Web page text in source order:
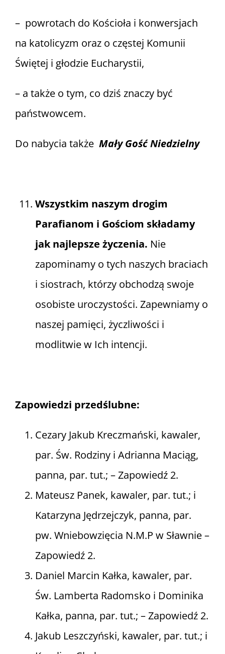
– powrotach do Kościoła i konwersjach
na katolicyzm oraz o częstej Komunii
Świętej i głodzie Eucharystii,
– a także o tym, co dziś znaczy być
państwowcem.
Do nabycia także Mały Gość Niedzielny
Wszystkim naszym drogim
Parafianom i Gościom składamy
jak najlepsze życzenia. Nie
zapominamy o tych naszych braciach
i siostrach, którzy obchodzą swoje
osobiste uroczystości. Zapewniamy o
naszej pamięci, życzliwości i
modlitwie w Ich intencji.
Zapowiedzi przedślubne:
Cezary Jakub Kreczmański, kawaler,
par. Św. Rodziny i Adrianna Maciąg,
panna, par. tut.; – Zapowiedź 2.
Mateusz Panek, kawaler, par. tut.; i
Katarzyna Jędrzejczyk, panna, par.
pw. Wniebowzięcia N.M.P w Sławnie –
Zapowiedź 2.
Daniel Marcin Kałka, kawaler, par.
Św. Lamberta Radomsko i Dominika
Kałka, panna, par. tut.; – Zapowiedź 2.
Jakub Leszczyński, kawaler, par. tut.; i